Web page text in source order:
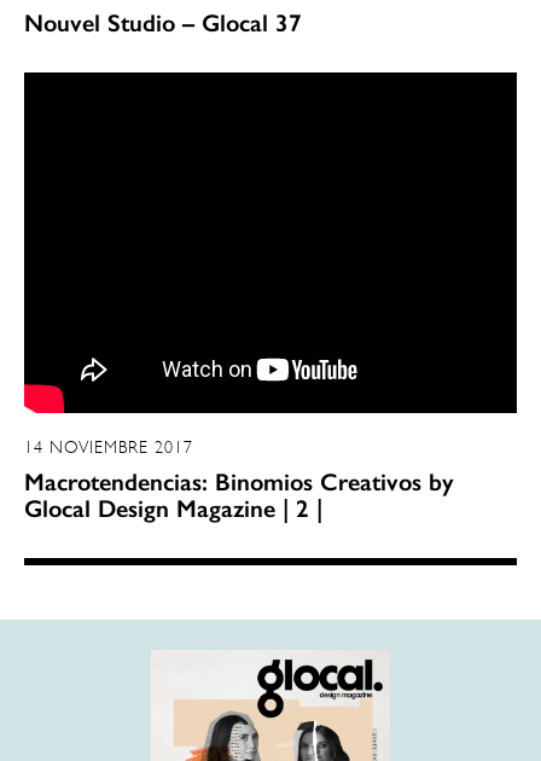
Nouvel Studio – Glocal 37
14 NOVIEMBRE 2017
Macrotendencias: Binomios Creativos by
Glocal Design Magazine | 2 |